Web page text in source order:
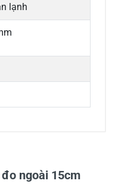
lạnh
ngoài 15cm